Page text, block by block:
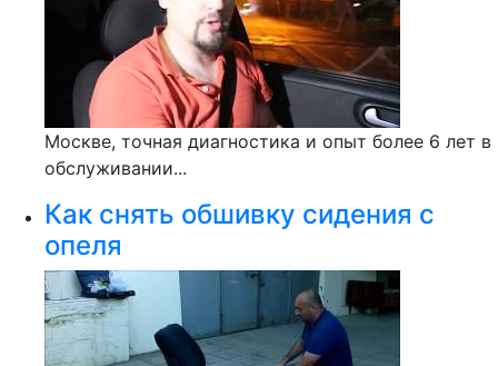
Москве, точная диагностика и опыт более 6 лет в
обслуживании...
Как снять обшивку сидения с
опеля